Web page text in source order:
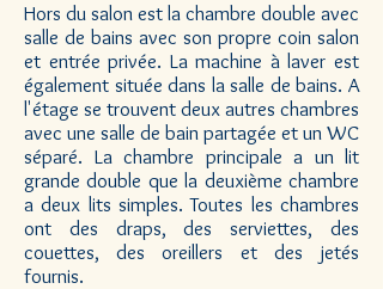
Hors du salon est la chambre double avec
salle de bains avec son propre coin salon
et entrée privée. La machine à laver est
également située dans la salle de bains. A
l'étage se trouvent deux autres chambres
avec une salle de bain partagée et un WC
séparé. La chambre principale a un lit
grande double que la deuxième chambre
a deux lits simples. Toutes les chambres
ont des draps, des serviettes, des
couettes, des oreillers et des jetés
fournis.